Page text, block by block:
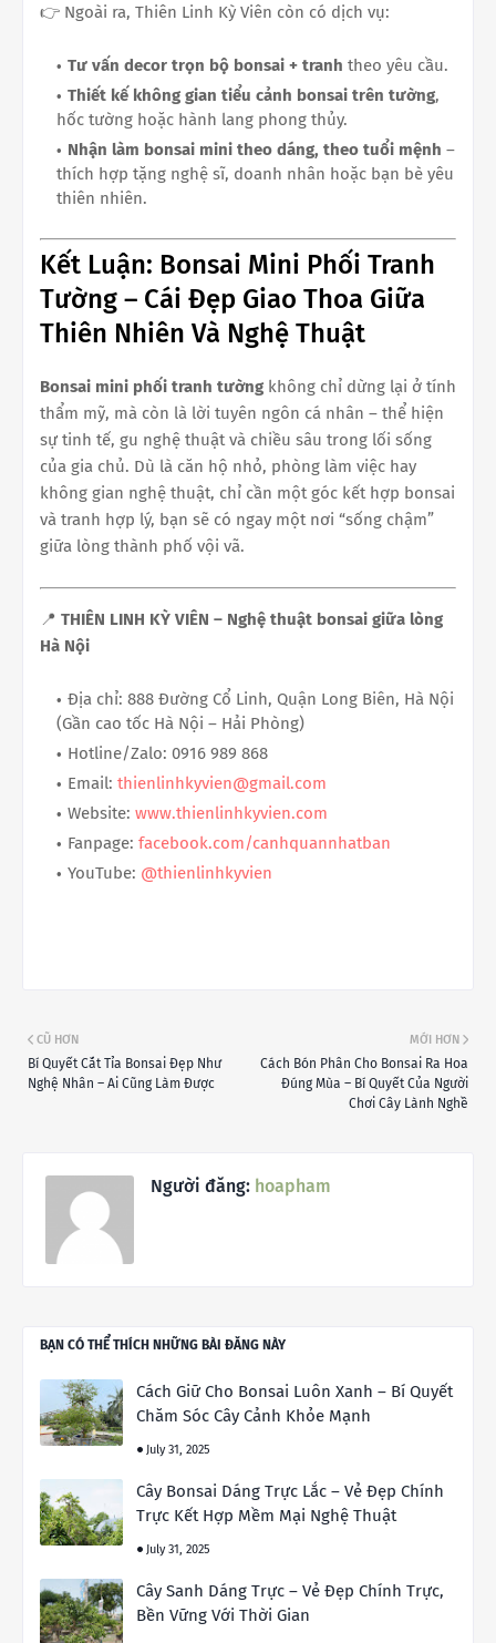
👉 Ngoài ra, Thiên Linh Kỳ Viên còn có dịch vụ:
Tư vấn decor trọn bộ bonsai + tranh theo yêu cầu.
Thiết kế không gian tiểu cảnh bonsai trên tường,
hốc tường hoặc hành lang phong thủy.
Nhận làm bonsai mini theo dáng, theo tuổi mệnh –
thích hợp tặng nghệ sĩ, doanh nhân hoặc bạn bè yêu
thiên nhiên.
Kết Luận: Bonsai Mini Phối Tranh
Tường – Cái Đẹp Giao Thoa Giữa
Thiên Nhiên Và Nghệ Thuật
Bonsai mini phối tranh tường không chỉ dừng lại ở tính
thẩm mỹ, mà còn là lời tuyên ngôn cá nhân – thể hiện
sự tinh tế, gu nghệ thuật và chiều sâu trong lối sống
của gia chủ. Dù là căn hộ nhỏ, phòng làm việc hay
không gian nghệ thuật, chỉ cần một góc kết hợp bonsai
và tranh hợp lý, bạn sẽ có ngay một nơi “sống chậm”
giữa lòng thành phố vội vã.
📍 THIÊN LINH KỲ VIÊN – Nghệ thuật bonsai giữa lòng
Hà Nội
Địa chỉ: 888 Đường Cổ Linh, Quận Long Biên, Hà Nội
(Gần cao tốc Hà Nội – Hải Phòng)
Hotline/Zalo: 0916 989 868
Email: thienlinhkyvien@gmail.com
Website: www.thienlinhkyvien.com
Fanpage: facebook.com/canhquannhatban
YouTube: @thienlinhkyvien
MỚI HƠN
Cách Bón Phân Cho Bonsai Ra Hoa
Đúng Mùa – Bí Quyết Của Người
Chơi Cây Lành Nghề
CŨ HƠN
Bí Quyết Cắt Tỉa Bonsai Đẹp Như
Nghệ Nhân – Ai Cũng Làm Được
Người đăng: hoapham
BẠN CÓ THỂ THÍCH NHỮNG BÀI ĐĂNG NÀY
Cách Giữ Cho Bonsai Luôn Xanh – Bí Quyết
Chăm Sóc Cây Cảnh Khỏe Mạnh
July 31, 2025
Cây Bonsai Dáng Trực Lắc – Vẻ Đẹp Chính
Trực Kết Hợp Mềm Mại Nghệ Thuật
July 31, 2025
Cây Sanh Dáng Trực – Vẻ Đẹp Chính Trực,
Bền Vững Với Thời Gian